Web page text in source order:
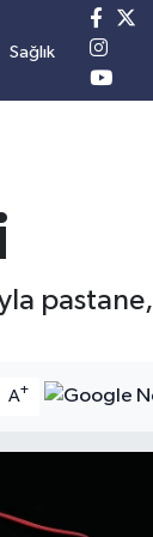
Sağlık
pastane,
A+